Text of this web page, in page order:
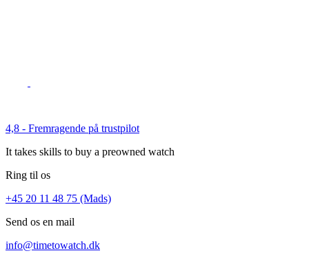
4,8 - Fremragende på trustpilot
It takes skills to buy a preowned watch
Ring til os
+45 20 11 48 75 (Mads)
Send os en mail
info@timetowatch.dk